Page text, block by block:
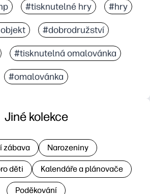
#tisknutelné hry #hry
#dobrodružství
#tisknutelná omalovánka
#omalovánka
Jiné kolekce
zábava Narozeniny
děti Kalendáře a plánovače
Poděkování